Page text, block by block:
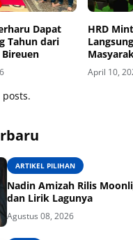
Dapat
Tahun dari
Bireuen
HRD
April 10,
ARTIKEL PILIHAN
Nadin Amizah Rilis
dan Lirik Lagunya
Agustus 08, 2026